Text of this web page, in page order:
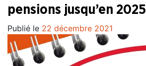
pensions jusqu’en 2025
Publié le 22 décembre 2021